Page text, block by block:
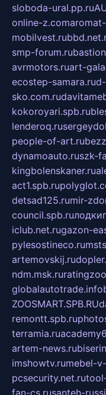
sloboda-ural.pp.ru
online-z.com
mobilvest.ru
smp-forum.ru
avrmotors.ruart-
ecostep-samara.ru
sko.com.ru
kokoroyari.spb.ru
lenderoq.ru
people-of-art.ru
dynamoauto.ruszk-
kingbolenskaner.ru
act1.spb.ru
detsad125.rumir-
council.spb.ru
iclub.net.rugazon-
pylesostineco.ru
artemovskij.ru
ndm.msk.ru
globalautotrade.info
ZOOSMART.SPB.RU
remontt.spb.ru
terramia.ru
artem-news.ru
imshowtv.rumebel-
pcsecurity.net.ru